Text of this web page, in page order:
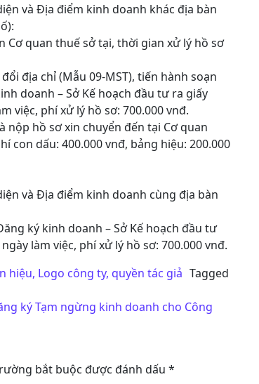
và Địa điểm kinh doanh khác địa bàn
Cơ quan thuế sở tại, thời gian xử lý hồ sơ
địa chỉ (Mẫu 09-MST), tiến hành soạn
doanh – Sở Kế hoạch đầu tư ra giấy
việc, phí xử lý hồ sơ: 700.000 vnđ.
nộp hồ sơ xin chuyển đến tại Cơ quan
con dấu: 400.000 vnđ, bảng hiệu: 200.000
và Địa điểm kinh doanh cùng địa bàn
ký kinh doanh – Sở Kế hoạch đầu tư
làm việc, phí xử lý hồ sơ: 700.000 vnđ.
hiệu, Logo công ty, quyền tác giả Tagged
ký Tạm ngừng kinh doanh cho Công
bắt buộc được đánh dấu *